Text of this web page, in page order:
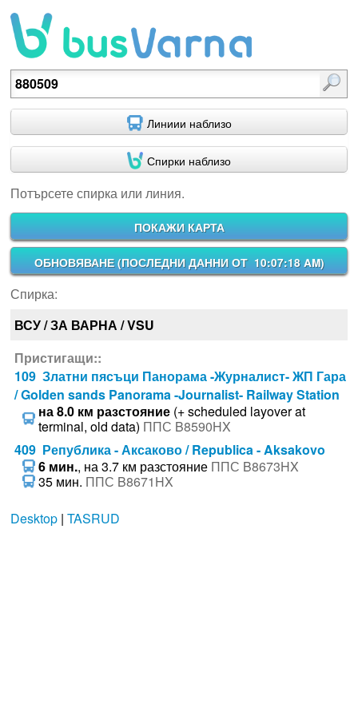
Потърсете спирка или линия.
Линиии наблизо
Спирки наблизо
Потърсете спирка или линия.
ПОКАЖИ КАРТА
ОБНОВЯВАНЕ (ПОСЛЕДНИ ДАННИ ОТ 10:07:18 AM)
Спирка:
ВСУ / ЗА ВАРНА / VSU
Пристигащи::
109 Златни пясъци Панорама -Журналист- ЖП Гара
/ Golden sands Panorama -Journalist- Railway Station
на 8.0 км разстояние(+ scheduled layover at
terminal, old data) ППС B8590HX
409 Република - Аксаково / Republica - Aksakovo
6 мин., на 3.7 км разстояние ППС B8673HX
35 мин. ППС B8671HX
Desktop| TASRUD